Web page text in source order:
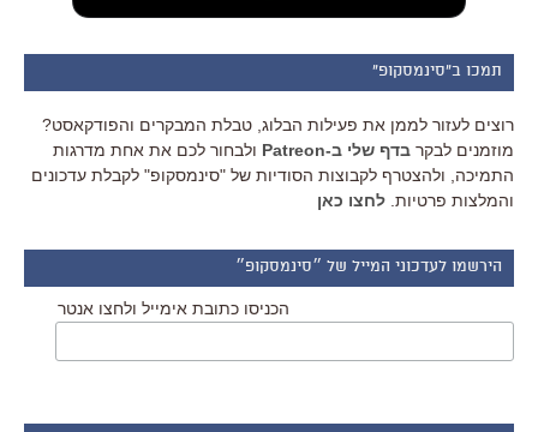
תמכו ב"סינמסקופ"
רוצים לעזור לממן את פעילות הבלוג, טבלת המבקרים והפודקאסט?
מוזמנים לבקר בדף שלי ב-Patreon
ולבחור לכם את אחת מדרגות
התמיכה, ולהצטרף לקבוצות הסודיות של "סינמסקופ" לקבלת עדכונים
והמלצות פרטיות. לחצו כאן
הירשמו לעדכוני המייל של ״סינמסקופ״
הכניסו כתובת אימייל ולחצו אנטר